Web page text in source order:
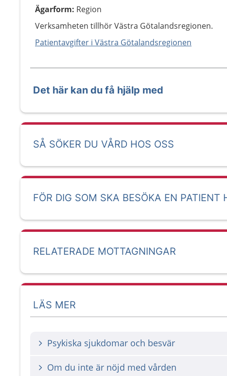
Ägarform: Region
Verksamheten tillhör Västra Götalandsregionen.
Patientavgifter i Västra Götalandsregionen
Det här kan du få hjälp med
SÅ SÖKER DU VÅRD HOS OSS
FÖR DIG SOM SKA BESÖKA EN PATIENT
RELATERADE MOTTAGNINGAR
LÄS MER
Psykiska sjukdomar och besvär
Om du inte är nöjd med vården